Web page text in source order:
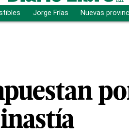
Jorge Frías Nuevas